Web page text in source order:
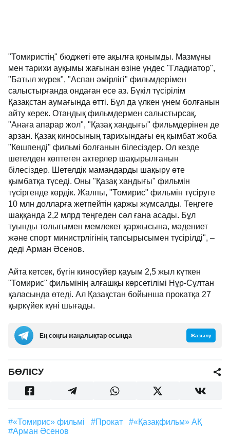
"Томиристің" бюджеті өте ақылға қонымды. Мазмұны
мен тарихи ауқымы жағынан өзіне үндес "Гладиатор",
"Батыл жүрек", "Аспан әмірлігі" фильмдерімен
салыстырғанда ондаған есе аз. Бүкіл түсірілім
Қазақстан аумағында өтті. Бұл да үлкен үнем болғанын
айту керек. Отандық фильмдермен салыстырсақ,
"Анаға апарар жол", "Қазақ хандығы" фильмдерінен де
арзан. Қазақ киносының тарихындағы ең қымбат жоба
"Көшпенді" фильмі болғанын білесіздер. Ол кезде
шетелден көптеген актерлер шақырылғанын
білесіздер. Шетелдік мамандарды шақыру өте
қымбатқа түседі. Оны "Қазақ хандығы" фильмін
түсіргенде көрдік. Жалпы, "Томирис" фильмін түсіруге
10 млн долларға жетпейтін қаржы жұмсалды. Теңгеге
шаққанда 2,2 млрд теңгеден сәл ғана асады. Бұл
туынды толығымен мемлекет қаржысына, мәдениет
және спорт министрлігінің тапсырысымен түсірілді", –
деді Арман Әсенов.
Айта кетсек, бүгін киносүйер қауым 2,5 жыл күткен
"Томирис" фильмінің алғашқы көрсетілімі Нұр-Сұлтан
қаласында өтеді. Ал Қазақстан бойынша прокатқа 27
қыркүйек күні шығады.
Ең соңғы жаңалықтар осында Жазылу
БӨЛІСУ
#«Томирис» фильмі #прокат
#«Қазақфильм» АҚ
#Арман Әсенов